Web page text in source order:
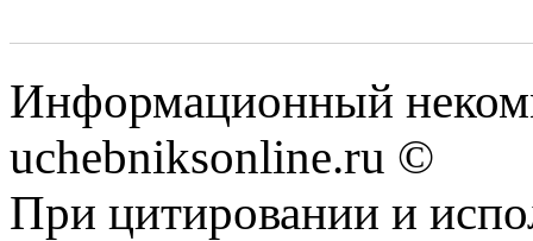
Информационный
uchebniksonline.ru ©
При цитировании и